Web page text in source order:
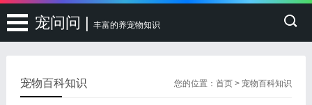
宠问问 | 丰富的养宠物知识
您的位置：首页 >宠物百科知识
宠物百科知识